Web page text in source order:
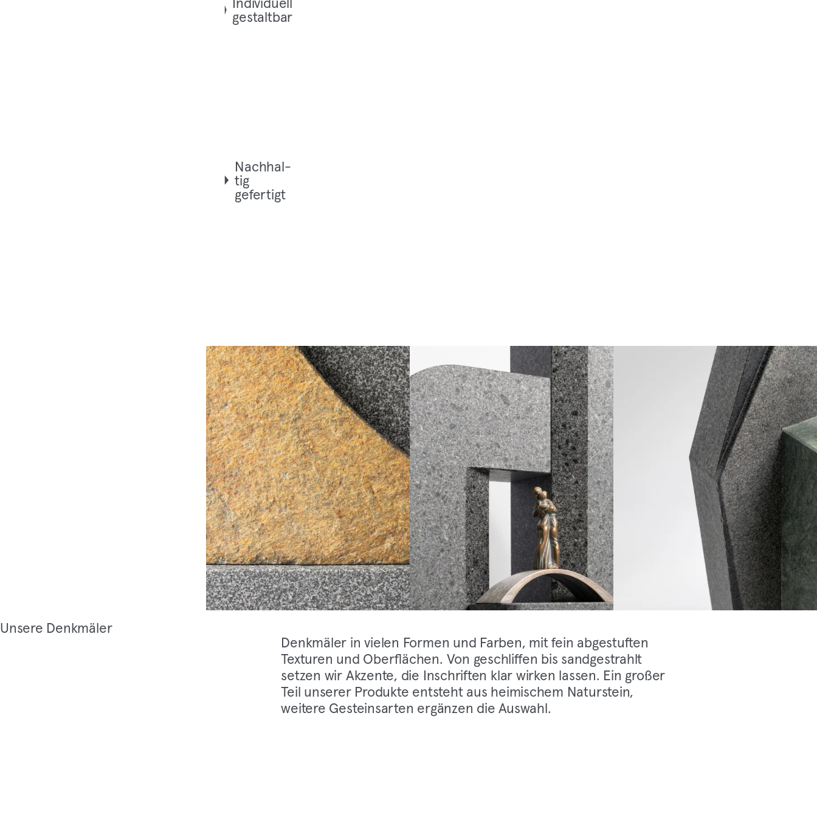
gestaltbar
Nach­hal­
tig
gefertigt
Unsere Denkmäler
Denkmäler in vielen Formen und Farben, mit fein abgestuften
Texturen und Oberflächen. Von geschliffen bis sandgestrahlt
setzen wir Akzente, die Inschriften klar wirken lassen. Ein großer
Teil unserer Produkte entsteht aus heimischem Naturstein,
weitere Gesteinsarten ergänzen die Auswahl.